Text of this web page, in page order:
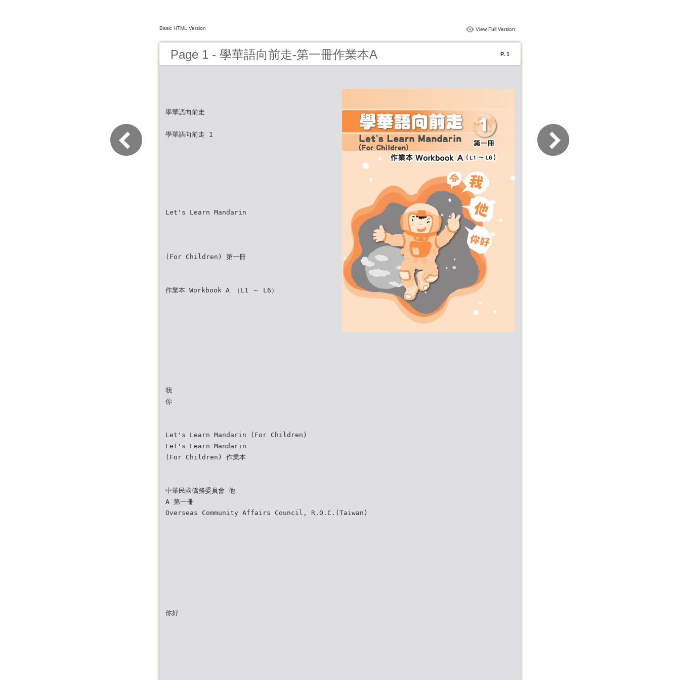
Basic HTML Version View Full Version
Page 1 - 學華語向前走-第一冊作業本A P. 1
學華語向前走
學華語向前走 1
Let's Learn Mandarin
(For Children) 第一冊
作業本 Workbook A （L1 ～ L6）
我
你
Let's Learn Mandarin (For Children)
Let's Learn Mandarin
(For Children) 作業本
中華民國僑務委員會 他
A 第一冊
Overseas Community Affairs Council, R.O.C.(Taiwan)
你好